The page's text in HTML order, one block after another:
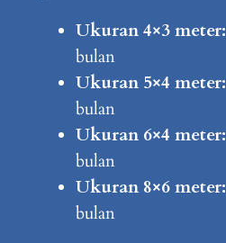
Ukuran 4×3 meter:
bulan
Ukuran 5×4 meter:
bulan
Ukuran 6×4 meter:
bulan
Ukuran 8×6 meter:
bulan